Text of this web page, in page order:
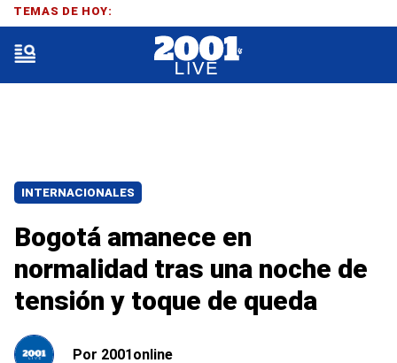
INTERNACIONALES
Bogotá amanece en
normalidad tras una noche de
tensión y toque de queda
Por 2001online
TEMAS DE HOY: